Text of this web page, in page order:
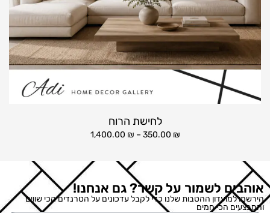
לחישת הרוח
350.00 ₪
–
1,400.00 ₪
אוהבים לשמור על קשר? גם אנחנו!
הירשמו למועדון ההטבות שלנו כדי לקבל עדכונים על הטרנדים הכי שווים
והמבצעים הכי חמים